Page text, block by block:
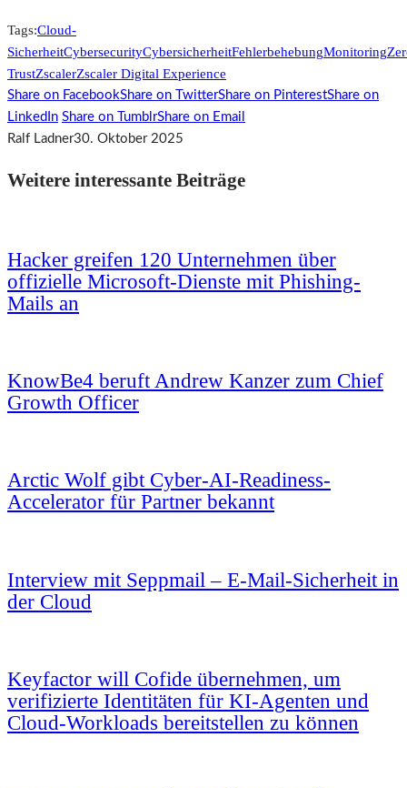
Tags:Cloud-
SicherheitCybersecurityCybersicherheitFehlerbehebungMonitoring
TrustZscalerZscaler Digital Experience
Share on FacebookShare on TwitterShare on PinterestShare on
LinkedIn Share on TumblrShare on Email
Ralf Ladner30. Oktober 2025
Weitere interessante Beiträge
Hacker greifen 120 Unternehmen über
offizielle Microsoft-Dienste mit Phishing-
Mails an
KnowBe4 beruft Andrew Kanzer zum Chief
Growth Officer
Arctic Wolf gibt Cyber-AI-Readiness-
Accelerator für Partner bekannt
Interview mit Seppmail – E-Mail-Sicherheit in
der Cloud
Keyfactor will Cofide übernehmen, um
verifizierte Identitäten für KI-Agenten und
Cloud-Workloads bereitstellen zu können